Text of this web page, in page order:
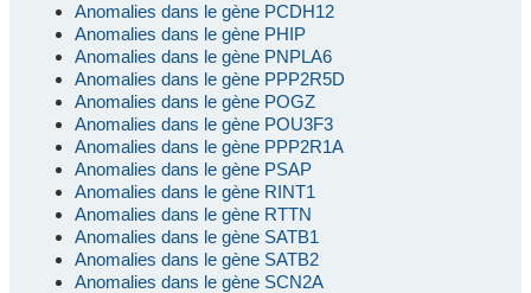
Anomalies dans le gène PCDH12
Anomalies dans le gène PHIP
Anomalies dans le gène PNPLA6
Anomalies dans le gène PPP2R5D
Anomalies dans le gène POGZ
Anomalies dans le gène POU3F3
Anomalies dans le gène PPP2R1A
Anomalies dans le gène PSAP
Anomalies dans le gène RINT1
Anomalies dans le gène RTTN
Anomalies dans le gène SATB1
Anomalies dans le gène SATB2
Anomalies dans le gène SCN2A